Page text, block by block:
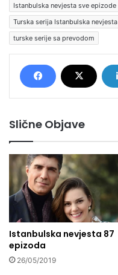
Istanbulska nevjesta sve epizode
Turska serija Istanbulska nevjesta
turske serije sa prevodom
Slične Objave
Istanbulska nevjesta 87
epizoda
26/05/2019